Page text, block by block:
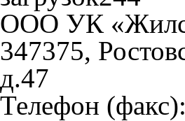
ООО УК
347375,
д.47
Телефон (факс):